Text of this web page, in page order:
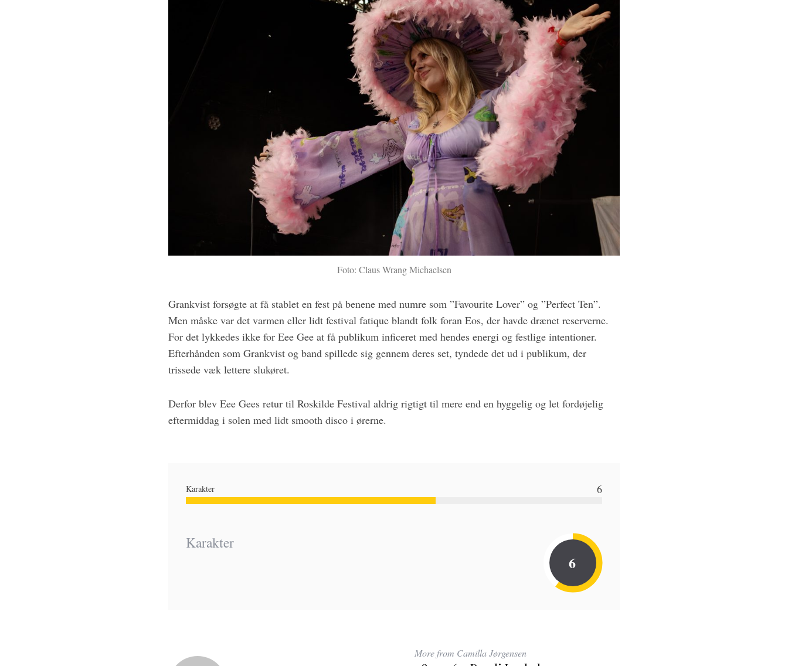
Foto: Claus Wrang Michaelsen
Grankvist forsøgte at få stablet en fest på benene med numre som ”Favourite Lover” og ”Perfect Ten”.
Men måske var det varmen eller lidt festival fatique blandt folk foran Eos, der havde drænet reserverne.
For det lykkedes ikke for Eee Gee at få publikum inficeret med hendes energi og festlige intentioner.
Efterhånden som Grankvist og band spillede sig gennem deres set, tyndede det ud i publikum, der
trissede væk lettere slukøret.
Derfor blev Eee Gees retur til Roskilde Festival aldrig rigtigt til mere end en hyggelig og let fordøjelig
eftermiddag i solen med lidt smooth disco i ørerne.
Karakter 6
Karakter
6
More from Camilla Jørgensen